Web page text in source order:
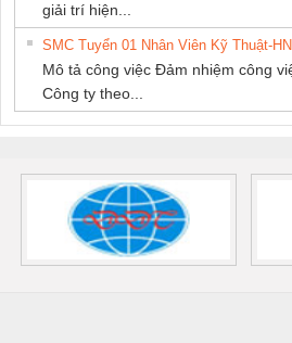
giải trí hiện...
SMC Tuyển 01 Nhân Viên Kỹ Thuật-HN
Mô tả công việc Đảm nhiệm công
Công ty theo...